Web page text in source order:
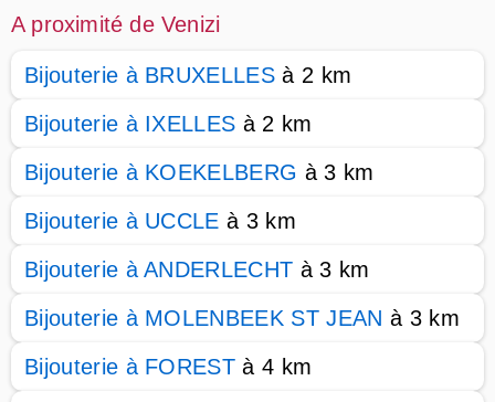
A proximité de Venizi
Bijouterie à BRUXELLES à 2 km
Bijouterie à IXELLES à 2 km
Bijouterie à KOEKELBERG à 3 km
Bijouterie à UCCLE à 3 km
Bijouterie à ANDERLECHT à 3 km
Bijouterie à MOLENBEEK ST JEAN à 3 km
Bijouterie à FOREST à 4 km